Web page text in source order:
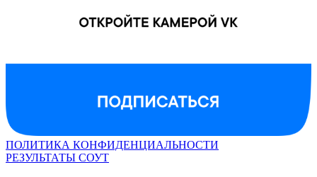
ПОЛИТИКА КОНФИДЕНЦИАЛЬНОСТИ
РЕЗУЛЬТАТЫ СОУТ